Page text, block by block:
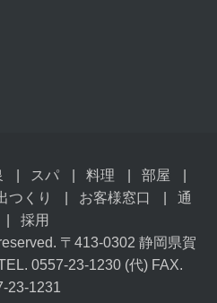
スパ 料理
部屋
つくり お客様窓口
通
採用
〒413-0302 静岡県賀
0557-23-1230 (代) FAX.
23-1231